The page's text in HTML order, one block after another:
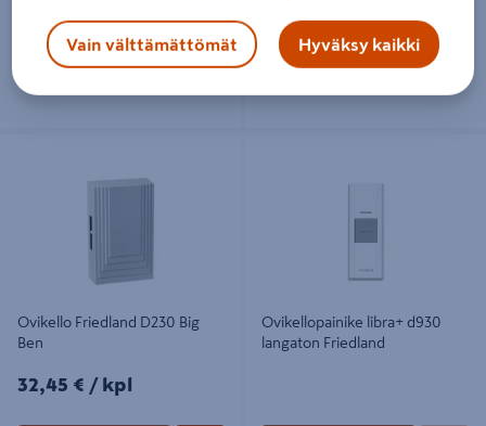
Toimitettavissa
Tilaustuote
Toimitettavissa
Heti 9 myymälästä
Ovikello Friedland D230 Big
Ben
32,45€/kpl
32,45 € / kpl
Ovikellopainike libra+ d930
langaton Friedland
Vain välttämättömät Hyväksy kaikki